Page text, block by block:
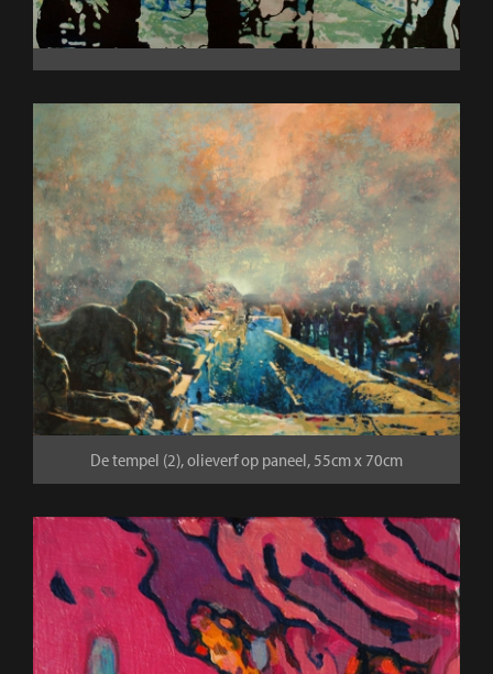
De tempel (2), olieverf op paneel, 55cm x 70cm